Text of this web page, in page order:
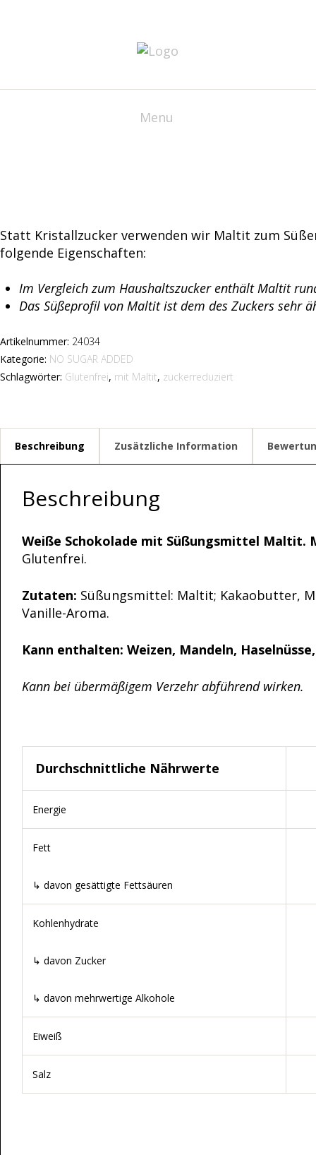
Menu
Statt Kristallzucker verwenden wir Maltit zum
folgende Eigenschaften:
Im Vergleich zum Haushaltszucker enthält Maltit
Das Süßeprofil von Maltit ist dem des Zuckers sehr
Artikelnummer: 24034
Kategorie: NO SUGAR ADDED
Schlagwörter: Glutenfrei, mit Maltit, zuckerreduziert
Beschreibung Zusätzliche Information
Beschreibung
Weiße Schokolade mit Süßungsmittel Maltit.
Glutenfrei.
Zutaten: Süßungsmittel: Maltit; Kakaobutter,
Vanille-Aroma.
Kann enthalten: Weizen, Mandeln,
Kann bei übermäßigem Verzehr abführend wirken.
Durchschnittliche Nährwerte
Energie
Fett
↳ davon gesättigte Fettsäuren
Kohlenhydrate
↳ davon Zucker
↳ davon mehrwertige Alkohole
Eiweiß
Salz